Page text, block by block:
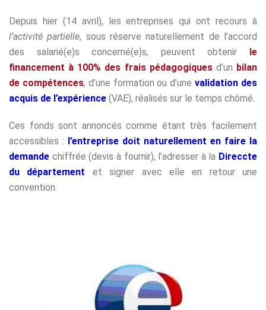
Depuis hier (14 avril), les entreprises qui ont recours à
l’activité partielle, sous réserve naturellement de l’accord
des salarié(e)s concerné(e)s, peuvent obtenir le
financement à 100% des frais pédagogiquesd’un bilan
de compétences, d’une formation ou d’unevalidation des
acquis de l’expérience (VAE), réalisés sur le temps chômé.
Ces fonds sont annoncés comme étant très facilement
accessibles : l’entreprise doit naturellement en faire la
demande chiffrée (devis à fournir), l’adresser à la Direccte
du département et signer avec elle en retour une
convention.